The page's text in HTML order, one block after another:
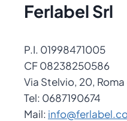
Ferlabel Srl
P.I. 01998471005
CF 08238250586
Via Stelvio, 20,
Tel: 0687190674
Mail: